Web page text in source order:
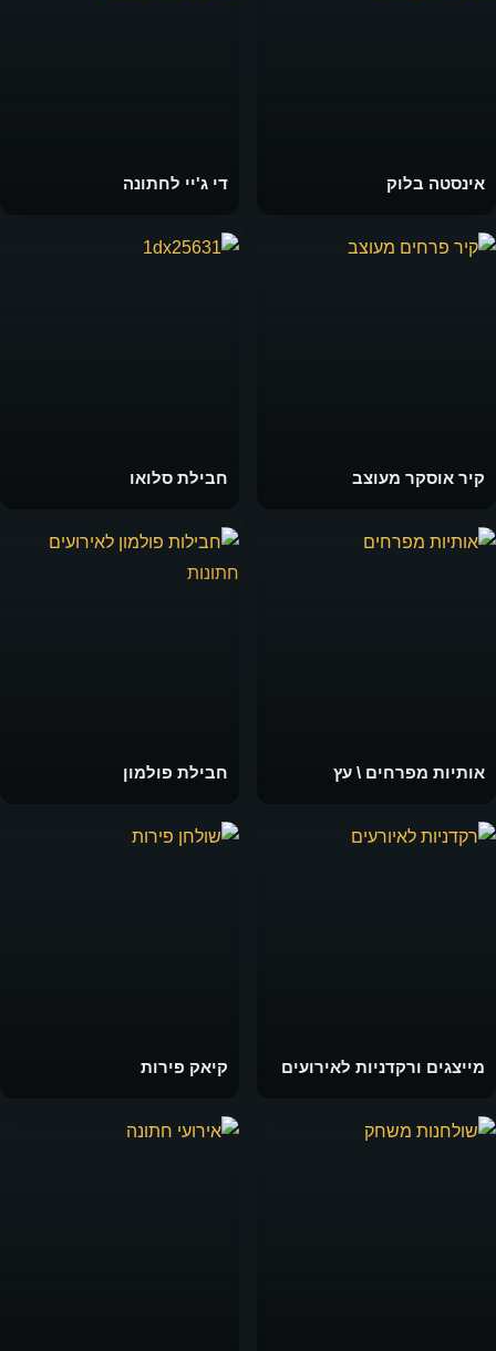
אינסטה בלוק די ג'יי לחתונה
קיר אוסקר מעוצב חבילת סלואו
אותיות מפרחים \ עץ חבילת פולמון
מייצגים ורקדניות לאירועים קיאק פירות